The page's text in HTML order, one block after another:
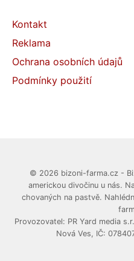
Kontakt
Reklama
Ochrana osobních údajů
Podmínky použití
© 2026 bizoni-farma.cz -
americkou divočinu u nás.
chovaných na pastvě.
Provozovatel: PR Yard media
Nová Ves, IČ: